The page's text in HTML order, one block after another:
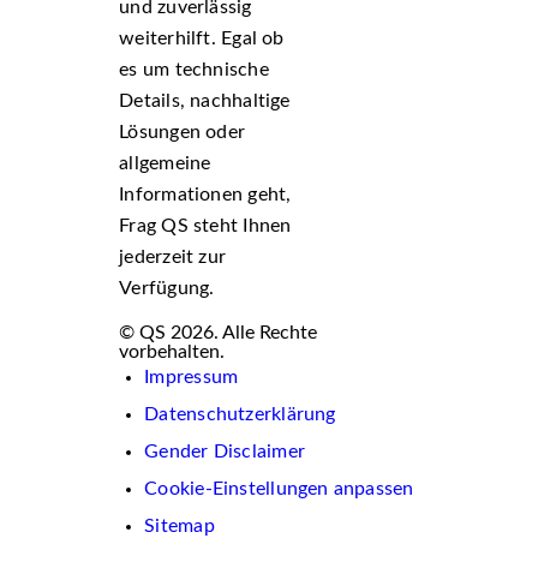
und zuverlässig
weiterhilft. Egal ob
es um technische
Details, nachhaltige
Lösungen oder
allgemeine
Informationen geht,
Frag QS steht Ihnen
jederzeit zur
Verfügung.
© QS 2026. Alle Rechte
vorbehalten.
Impressum
Datenschutzerklärung
Gender Disclaimer
Cookie-Einstellungen anpassen
Sitemap